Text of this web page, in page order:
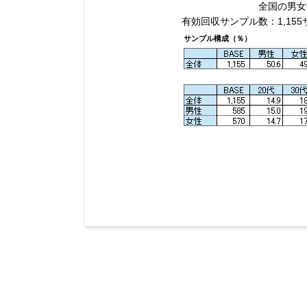
全国の男女個
有効回収サンプル数：1,155
サンプル構成（％）